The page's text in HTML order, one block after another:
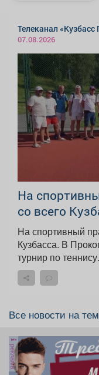
Телеканал
07.08.2026
На
со всего
На спортивный
Кузбасса. В
турнир по
Все новости на
реклама